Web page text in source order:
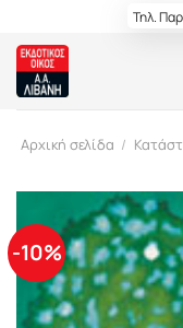
content
Τηλ.
Αρχική σελίδα /
-10%